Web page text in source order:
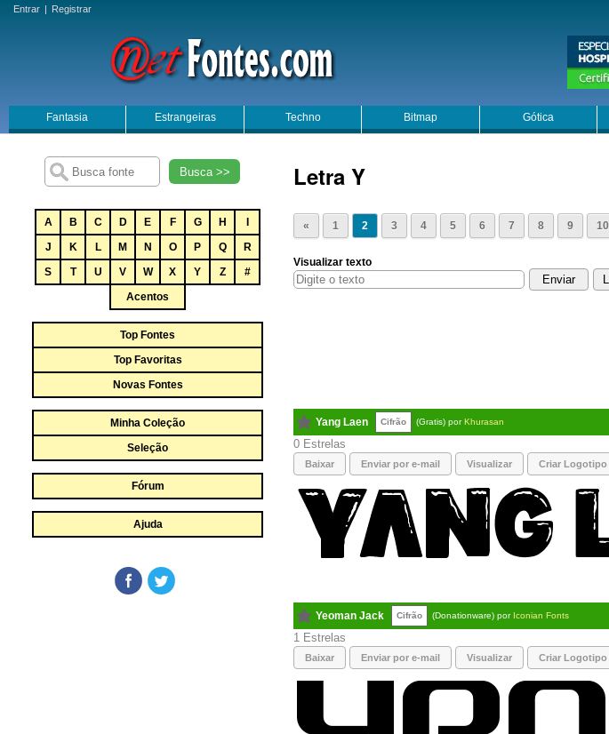
Entrar | Registrar
Fantasia Estrangeiras Techno Bitmap Gótica
Busca >>
A B C D E F G H
J
K L M N O P Q
R
S
T U V W X Y Z
#
Acentos
Top Fontes
Top Favoritas
Novas Fontes
Minha Coleção
Seleção
Fórum
Ajuda
Letra Y
« 1 2 3 4 5 6 7 8 9 10
Visualizar texto
Yang Laen Cifrão (Gratis) porKhurasan
0
Baixar Enviar por e-mail Visualizar Criar Logotipo
Yeoman Jack Cifrão (Donationware) por Iconian Fonts
1
Baixar Enviar por e-mail Visualizar Criar Logotipo